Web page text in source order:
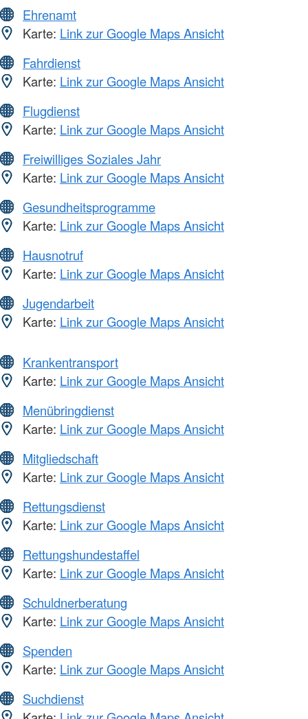
Ehrenamt
Karte: Link zur Google Maps Ansicht
Fahrdienst
Karte: Link zur Google Maps Ansicht
Flugdienst
Karte: Link zur Google Maps Ansicht
Freiwilliges Soziales Jahr
Karte: Link zur Google Maps Ansicht
Gesundheitsprogramme
Karte: Link zur Google Maps Ansicht
Hausnotruf
Karte: Link zur Google Maps Ansicht
Jugendarbeit
Karte: Link zur Google Maps Ansicht
Krankentransport
Karte: Link zur Google Maps Ansicht
Menübringdienst
Karte: Link zur Google Maps Ansicht
Mitgliedschaft
Karte: Link zur Google Maps Ansicht
Rettungsdienst
Karte: Link zur Google Maps Ansicht
Rettungshundestaffel
Karte: Link zur Google Maps Ansicht
Schuldnerberatung
Karte: Link zur Google Maps Ansicht
Spenden
Karte: Link zur Google Maps Ansicht
Suchdienst